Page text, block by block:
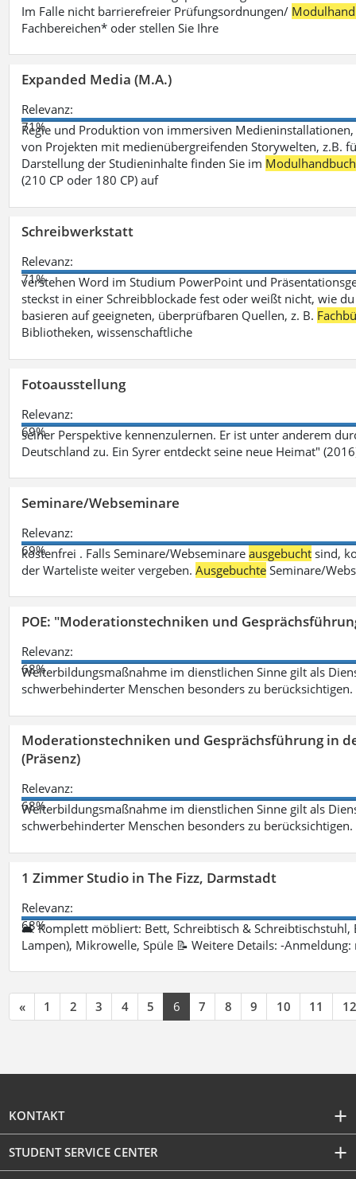
Im Falle nicht barrierefreier Prüfungsordnungen/
Fachbereichen* oder stellen Sie Ihre
Expanded Media (M.A.)
Relevanz:
71%
Regie und Produktion von immersiven
von Projekten mit medienübergreifenden Storywelten, z.B.
Darstellung der Studieninhalte finden Sie im Modulhandbuch
(210 CP oder 180 CP) auf
Schreibwerkstatt
Relevanz:
71%
verstehen Word im Studium PowerPoint und
steckst in einer Schreibblockade fest oder weißt nicht, wie
basieren auf geeigneten, überprüfbaren Quellen, z. B.
Bibliotheken, wissenschaftliche
Fotoausstellung
Relevanz:
69%
seiner Perspektive kennenzulernen. Er ist unter anderem
Deutschland zu. Ein Syrer entdeckt seine neue Heimat"
Seminare/Webseminare
Relevanz:
69%
kostenfrei . Falls Seminare/Webseminareausgebucht sind,
der Warteliste weiter vergeben.Ausgebuchte Seminare/
POE: "Moderationstechniken und
Relevanz:
68%
Weiterbildungsmaßnahme im dienstlichen Sinne gilt als
schwerbehinderter Menschen besonders zu berücksichtigen.
Moderationstechniken und Gesprächsführung in
(Präsenz)
Relevanz:
68%
Weiterbildungsmaßnahme im dienstlichen Sinne gilt als
schwerbehinderter Menschen besonders zu berücksichtigen.
1 Zimmer Studio in The Fizz, Darmstadt
Relevanz:
68%
🛋 Komplett möbliert: Bett, Schreibtisch & Schreibtischstuhl,
Lampen), Mikrowelle, Spüle 📝 Weitere Details: -
« 1 2 3 4 5 6 7 8 9 10 11 12
KONTAKT
STUDENT SERVICE CENTER